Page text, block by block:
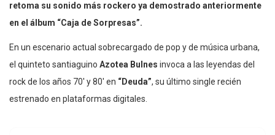
retoma su sonido más rockero ya demostrado anteriormente
en el álbum “Caja de Sorpresas”.
En un escenario actual sobrecargado de pop y de música urbana,
el quinteto santiaguino Azotea Bulnes invoca a las leyendas del
rock de los años 70′ y 80′ en “Deuda”, su último single recién
estrenado en plataformas digitales.